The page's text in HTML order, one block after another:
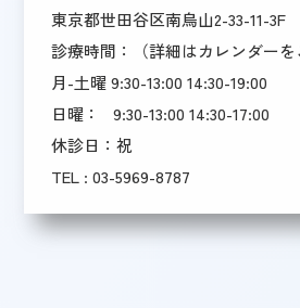
東京都世田谷区南烏山2-33-11-3F
診療時間：（詳細はカレンダーを
月-土曜 9:30-13:00 14:30-19:00
日曜： 9:30-13:00 14:30-17:00
休診日：祝
TEL : 03-5969-8787